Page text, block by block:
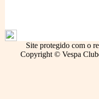
Site protegido com o
Copyright © Vespa